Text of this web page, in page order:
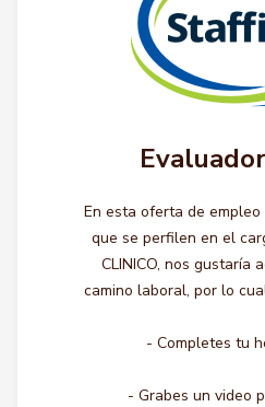
En esta oferta de
que se perfilen en el
CLINICO, nos gustaría
camino laboral, por lo
- Completes tu
- Grabes un video